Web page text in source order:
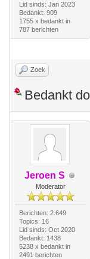
Lid sinds: Jan 2023
Bedankt: 909
1755 x bedankt in
787 berichten
Zoek
Bedankt
Jeroen S
Moderator
Berichten: 2.649
Topics: 16
Lid sinds: Oct 2020
Bedankt: 1438
5238 x bedankt in
2491 berichten